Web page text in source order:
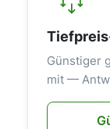
Günstiger
mit —